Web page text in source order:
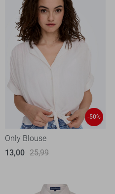
-50%
Only Blouse
13,00 25,99